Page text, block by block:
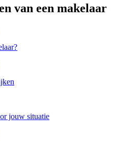
van een makelaar
jouw situatie